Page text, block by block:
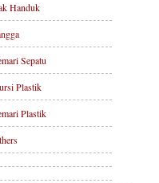
Handuk
Sepatu
Plastik
Plastik